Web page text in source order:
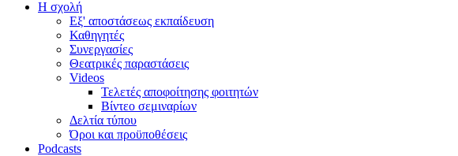
Η σχολή
Εξ' αποστάσεως εκπαίδευση
Καθηγητές
Συνεργασίες
Θεατρικές παραστάσεις
Videos
Τελετές αποφοίτησης φοιτητών
Βίντεο σεμιναρίων
Δελτία τύπου
Όροι και προϋποθέσεις
Podcasts